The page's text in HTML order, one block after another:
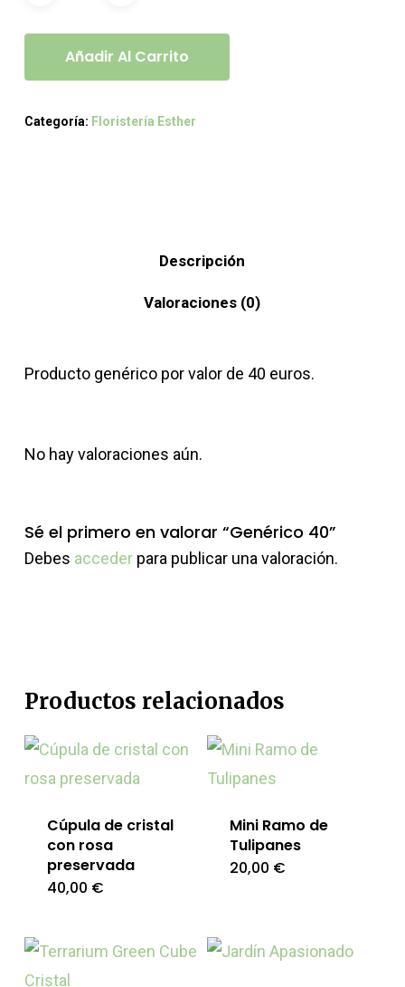
Añadir Al Carrito
Categoría: Floristería Esther
Descripción
Valoraciones (0)
Producto genérico por valor de 40 euros.
No hay valoraciones aún.
Sé el primero en valorar “Genérico 40”
Debes accederpara publicar una valoración.
Productos relacionados
Cúpula de cristal
con rosa
preservada
40,00 €
Mini Ramo de
Tulipanes
20,00 €